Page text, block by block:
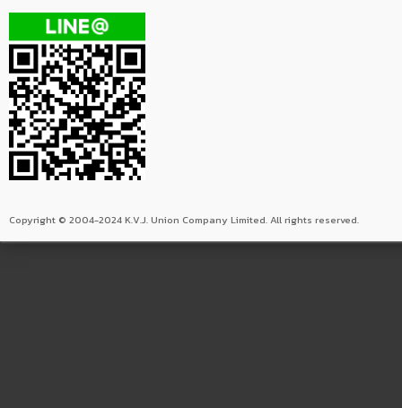
Copyright © 2004-2024 K.V.J. Union Company Limited. All rights reserved.